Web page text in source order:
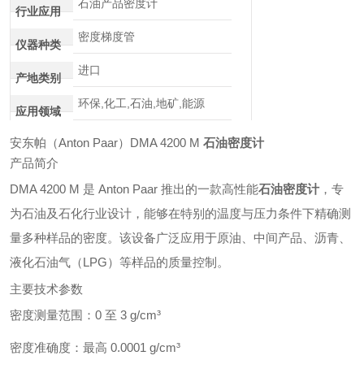
行业应用
石油产品密度计
仪器种类
密度梯度管
产地类别
进口
应用领域
环保,化工,石油,地矿,能源
安东帕（Anton Paar）DMA 4200 M 石油密度计
产品简介
DMA 4200 M 是 Anton Paar 推出的一款高性能石油密度计 ，专
为石油及石化行业设计，能够在特别的温度与压力条件下精确测
量多种样品的密度。该设备广泛应用于原油、中间产品、沥青、
液化石油气（LPG）等样品的质量控制。
主要技术参数
密度测量范围：0 至 3 g/cm³
密度准确度：最高 0.0001 g/cm³